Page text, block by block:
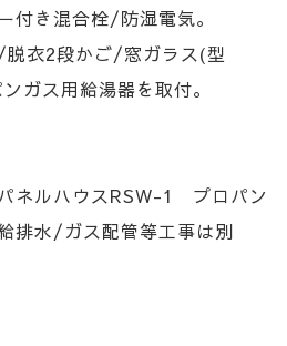
付き混合栓/防湿電気。
衣2段かご/窓ガラス(型
ガス用給湯器を取付。
ネルハウスRSW-1 プロパン
水/ガス配管等工事は別